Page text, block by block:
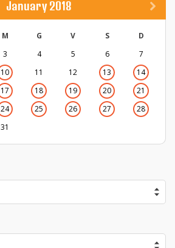
January 2018
M G V S
D
3 4 5 6
7
10 11 12 13
14
17 18 19 20
21
24 25 26 27
28
31